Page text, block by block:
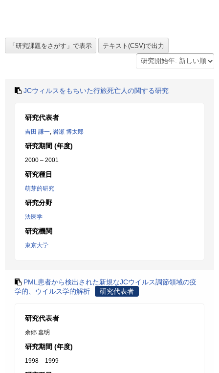
JCウィルスをもちいた行旅死亡人の関する研究
研究代表者
吉田 謙一, 岩瀬 博太郎
研究期間 (年度)
2000 – 2001
研究種目
萌芽的研究
研究分野
法医学
研究機関
東京大学
PML患者から検出された新規なJCウイルス調節領域の疫
学的、ウイルス学的解析
研究代表者
研究代表者
余郷 嘉明
研究期間 (年度)
1998 – 1999